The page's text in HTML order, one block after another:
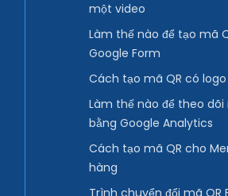
một video
Làm thế nào để tạo mã
Google Form
Cách tạo mã QR có logo
Làm thế nào để theo dõi
bằng Google Analytics
Cách tạo mã QR cho
hàng